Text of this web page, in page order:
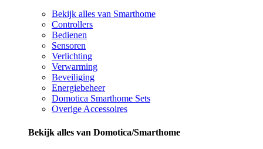
Bekijk alles van Smarthome
Controllers
Bedienen
Sensoren
Verlichting
Verwarming
Beveiliging
Energiebeheer
Domotica Smarthome Sets
Overige Accessoires
Bekijk alles van Domotica/Smarthome